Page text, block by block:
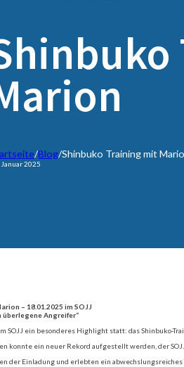
/Blog/Shinbuko Training mit
Januar 2025
– 18.01.2025 im SOJJ
überlegene Angreifer“
SOJJ ein besonderes Highlight statt: das Shinbuko-
konnte ein neuer Rekord aufgestellt werden, der
der Einladung und erlebten ein